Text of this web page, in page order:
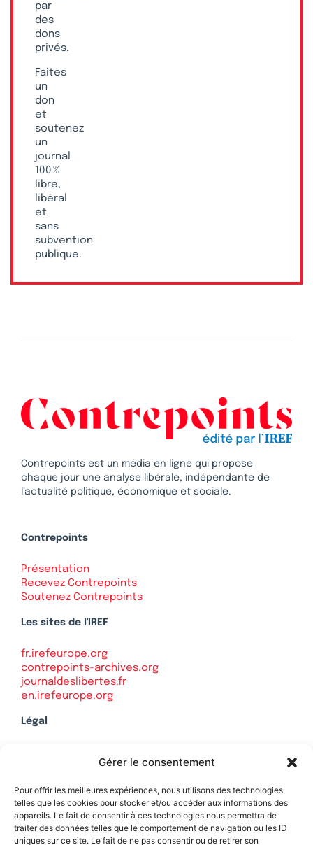
Gérer le consentement
Pour offrir les meilleures expériences, nous utilisons des technologies
telles que les cookies pour stocker et/ou accéder aux informations des
appareils. Le fait de consentir à ces technologies nous permettra de
traiter des données telles que le comportement de navigation ou les ID
uniques sur ce site. Le fait de ne pas consentir ou de retirer son
par
des
dons
privés.
Faites
un
don
et
soutenez
un
journal
100 %
libre,
libéral
et
sans
subvention
publique.
Contrepoints est un média en ligne qui propose
chaque jour une analyse libérale, indépendante de
l’actualité politique, économique et sociale.
Contrepoints
Présentation
Recevez Contrepoints
Soutenez Contrepoints
Les sites de l'IREF
fr.irefeurope.org
contrepoints-archives.org
journaldeslibertes.fr
en.irefeurope.org
Légal
Politique de confidentialité